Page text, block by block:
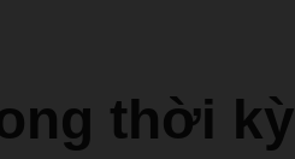
thời kỳ